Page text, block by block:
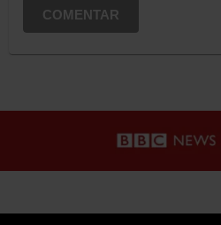
COMENTAR